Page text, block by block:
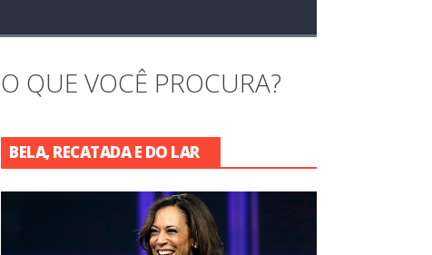
O QUE VOCÊ PROCURA?
BELA, RECATADA E DO LAR